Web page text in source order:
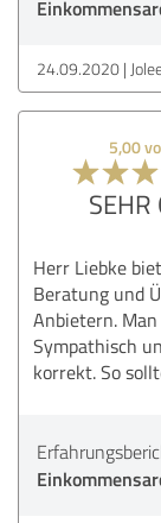
24.09.2020
5,00
SEHR
Herr Liebke
Beratung und
Anbietern.
Sympathisch
korrekt. So